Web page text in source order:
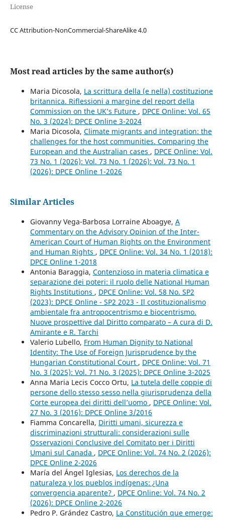
License
CC Attribution-NonCommercial-ShareAlike 4.0
Most read articles by the same author(s)
Maria Dicosola, La scrittura della (e nella) costituzione
britannica. Riflessioni a margine del report della
Commission on the UK’s Future , DPCE Online: Vol. 65
No. 3 (2024): DPCE Online 3-2024
Maria Dicosola, Climate migrants and integration: the
challenges for the host communities. Comparing the
European and the Australian cases , DPCE Online: Vol.
73 No. 1 (2026): Vol. 73 No. 1 (2026): Vol. 73 No. 1
(2026): DPCE Online 1-2026
Similar Articles
Giovanny Vega-Barbosa Lorraine Aboagye, A
Commentary on the Advisory Opinion of the Inter-
American Court of Human Rights on the Environment
and Human Rights , DPCE Online: Vol. 34 No. 1 (2018):
DPCE Online 1-2018
Antonia Baraggia, Contenzioso in materia climatica e
separazione dei poteri: il ruolo delle National Human
Rights Institutions , DPCE Online: Vol. 58 No. SP2
(2023): DPCE Online - SP2 2023 - Il costituzionalismo
ambientale fra antropocentrismo e biocentrismo.
Nuove prospettive dal Diritto comparato – A cura di D.
Amirante e R. Tarchi
Valerio Lubello, From Human Dignity to National
Identity: The Use of Foreign Jurisprudence by the
Hungarian Constitutional Court , DPCE Online: Vol. 71
No. 3 (2025): Vol. 71 No. 3 (2025): DPCE Online 3-2025
Anna Maria Lecis Cocco Ortu, La tutela delle coppie di
persone dello stesso sesso nella giurisprudenza della
Corte europea dei diritti dell’uomo , DPCE Online: Vol.
27 No. 3 (2016): DPCE Online 3/2016
Fiamma Concarella, Diritti umani, sicurezza e
discriminazioni strutturali: considerazioni sulle
Osservazioni Conclusive del Comitato per i Diritti
Umani sul Canada , DPCE Online: Vol. 74 No. 2 (2026):
DPCE Online 2-2026
María del Ángel Iglesias, Los derechos de la
naturaleza y los pueblos indígenas: ¿Una
convergencia aparente? , DPCE Online: Vol. 74 No. 2
(2026): DPCE Online 2-2026
Pedro P. Grández Castro, La Constitución que emerge: